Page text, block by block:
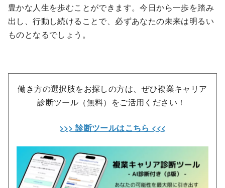
豊かな人生を歩むことができます。今日から一歩を踏み
出し、行動し続けることで、必ずあなたの未来は明るい
ものとなるでしょう。
働き方の選択肢をお探しの方は、ぜひ複業キャリア
診断ツール（無料）をご活用ください！
>>> 診断ツールはこちら <<<